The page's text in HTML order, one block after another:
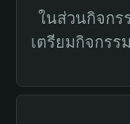
ในส่วนกิจกร
เตรียมกิจกรร